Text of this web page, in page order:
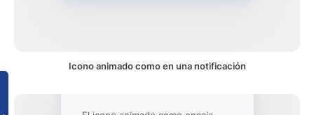
Icono animado como en una notificación